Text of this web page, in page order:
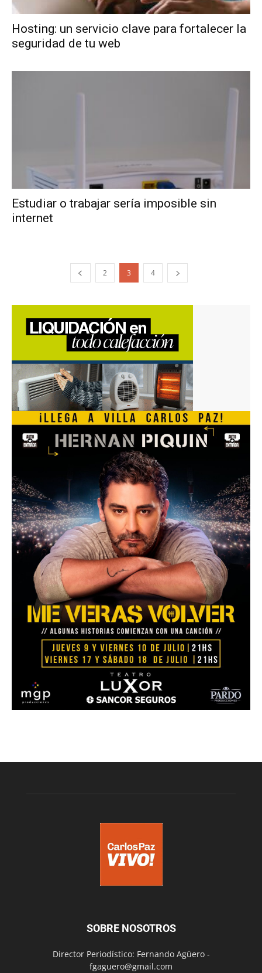
Hosting: un servicio clave para fortalecer la
seguridad de tu web
Estudiar o trabajar sería imposible sin
internet
2 3 4
SOBRE NOSOTROS
Director Periodístico: Fernando Agüero -
fgaguero@gmail.com